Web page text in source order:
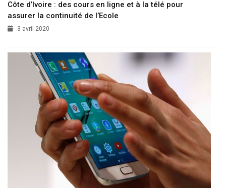
Côte d’Ivoire : des cours en ligne et à la télé pour
assurer la continuité de l’Ecole
3 avril 2020